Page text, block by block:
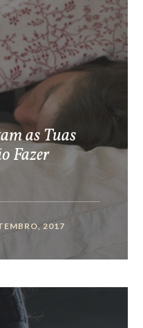
as Tuas
Fazer
2017